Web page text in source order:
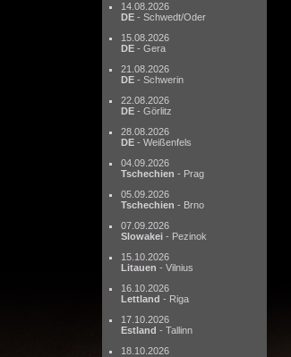
14.08.2026
DE - Schwedt/Oder
15.08.2026
DE - Gera
21.08.2026
DE - Schwerin
22.08.2026
DE - Görlitz
28.08.2026
DE - Weißenfels
04.09.2026
Tschechien - Prag
05.09.2026
Tschechien - Brno
07.09.2026
Slowakei - Pezinok
15.10.2026
Litauen - Vilnius
16.10.2026
Lettland - Riga
17.10.2026
Estland - Tallinn
18.10.2026